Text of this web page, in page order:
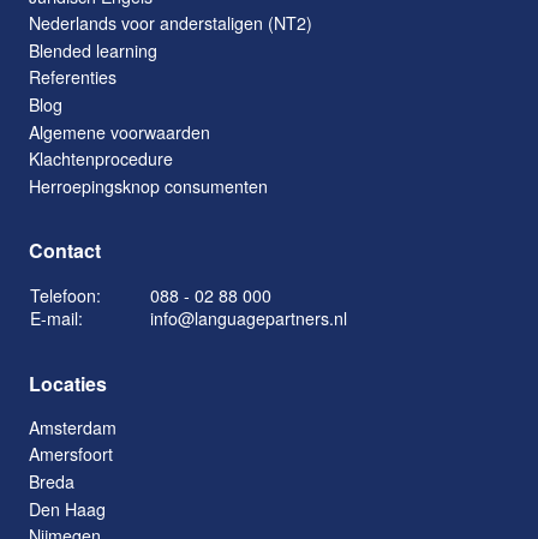
Nederlands voor anderstaligen (NT2)
Blended learning
Referenties
Blog
Algemene voorwaarden
Klachtenprocedure
Herroepingsknop consumenten
Contact
Telefoon:
088 - 02 88 000
E-mail:
info@languagepartners.nl
Locaties
Amsterdam
Amersfoort
Breda
Den Haag